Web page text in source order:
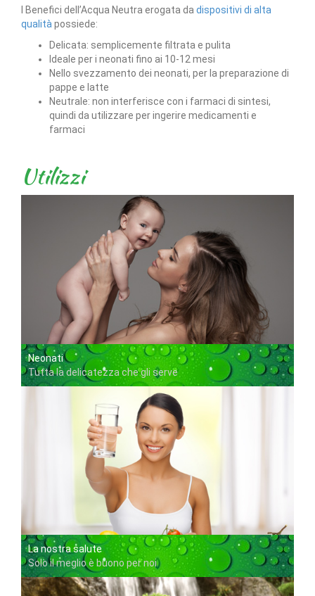
I Benefici dell’Acqua Neutra erogata da dispositivi di alta
qualità possiede:
Delicata: semplicemente filtrata e pulita
Ideale per i neonati fino ai 10-12 mesi
Nello svezzamento dei neonati, per la preparazione di
pappe e latte
Neutrale: non interferisce con i farmaci di sintesi,
quindi da utilizzare per ingerire medicamenti e
farmaci
Utilizzi
Neonati
Tutta la delicatezza che gli serve
La nostra salute
Solo il meglio è buono per noi